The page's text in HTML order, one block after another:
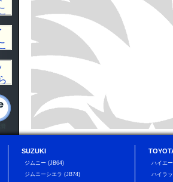
SUZUKI
ジムニー (JB64)
ジムニーシエラ (JB74)
ハイエ
ハイラ